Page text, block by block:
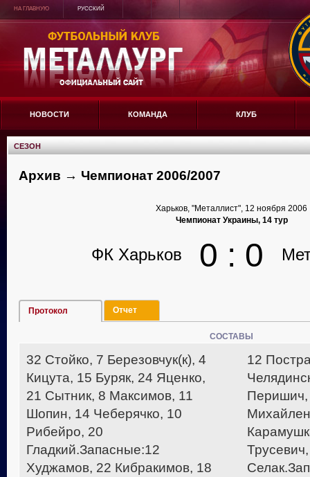
НА ГЛАВНУЮ РУССКИЙ
НОВОСТИ КОМАНДА КЛУБ
СЕЗОН
Архив → Чемпионат 2006/2007
Харьков, "Металлист", 12 ноября 2006
Чемпионат Украины, 14 тур
ФК Харьков 0 : 0
Протокол Отчет
СОСТАВЫ
32 Стойко, 7 Березовчук(к), 4
Кицута, 15 Буряк, 24 Яценко,
21 Сытник, 8 Максимов, 11
Шопин, 14 Чеберячко, 10
Рибейро, 20
Гладкий.Запасные:12
Худжамов, 22 Кибракимов, 18
12
Перишич,